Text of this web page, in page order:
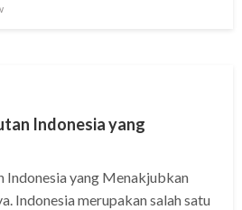
Indonesia yang
Indonesia yang Menakjubkan
Indonesia merupakan salah satu